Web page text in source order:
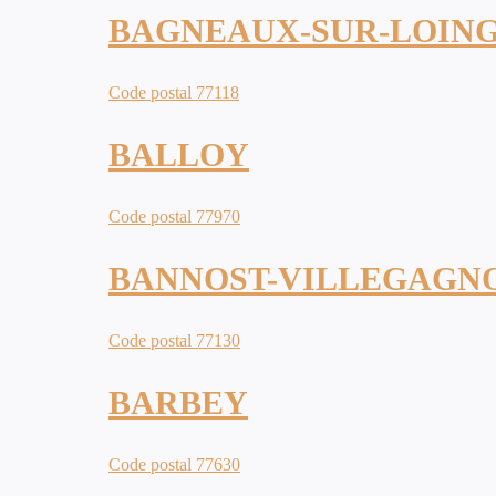
BAGNEAUX-SUR-
Code postal 77118
BALLOY
Code postal 77970
BANNOST-
Code postal 77130
BARBEY
Code postal 77630